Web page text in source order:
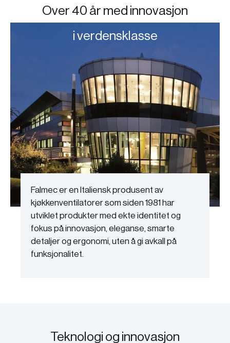
Over 40 år med innovasjon
i verdensklasse
Falmec er en Italiensk produsent av
kjøkkenventilatorer som siden 1981 har
utviklet produkter med ekte identitet og
fokus på innovasjon, eleganse, smarte
detaljer og ergonomi, uten å gi avkall på
funksjonalitet.
Teknologi og innovasjon